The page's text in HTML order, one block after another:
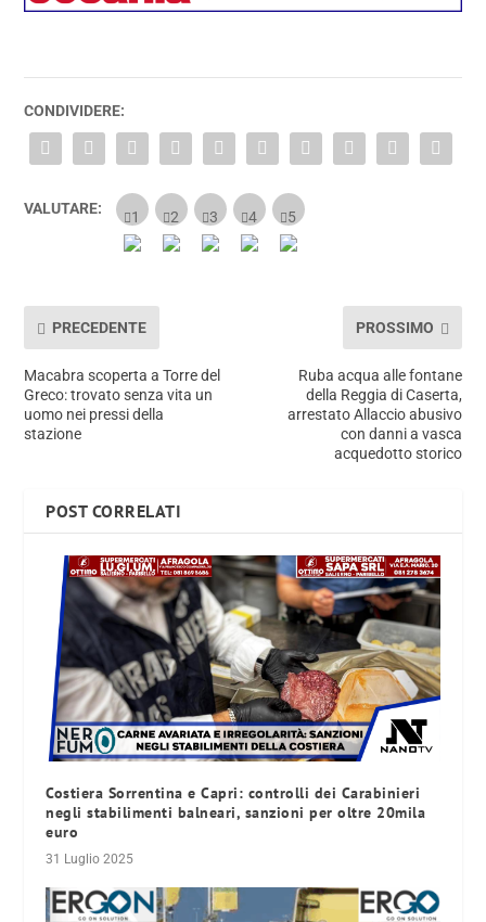
CONDIVIDERE:
VALUTARE:
PRECEDENTE
Macabra scoperta a Torre del
Greco: trovato senza vita un
uomo nei pressi della
stazione
PROSSIMO
Ruba acqua alle fontane
della Reggia di Caserta,
arrestato Allaccio abusivo
con danni a vasca
acquedotto storico
POST CORRELATI
Costiera Sorrentina e Capri: controlli dei Carabinieri
negli stabilimenti balneari, sanzioni per oltre 20mila
euro
31 Luglio 2025